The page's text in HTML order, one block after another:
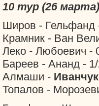
10 тур (26 марта)
Широв - Гельфанд
Крамник - Ван
Леко - Любоевич -
Бареев - Ананд -
Алмаши - Иванчук
Топалов -